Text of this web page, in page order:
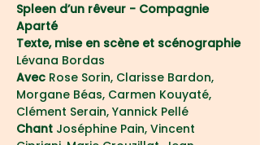
Spleen d’un rêveur - Compagnie
Aparté
Texte, mise en scène et scénographie
Lévana Bordas
Avec Rose Sorin, Clarisse Bardon,
Morgane Béas, Carmen Kouyaté,
Clément Serain, Yannick Pellé
Chant Joséphine Pain, Vincent